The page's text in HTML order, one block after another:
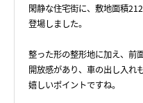
閑静な住宅街に、敷地面積
登場しました。
整った形の整形地に加え、前
開放感があり、車の出し入れ
嬉しいポイントですね。